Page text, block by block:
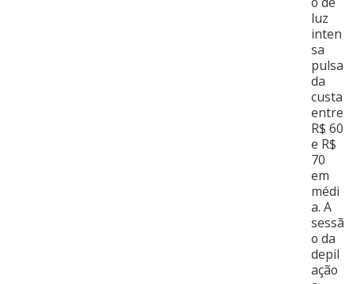
luz
inten
sa
pulsa
da
custa
entre
R$ 60
e R$
70
em
médi
a. A
sessã
o da
depil
ação